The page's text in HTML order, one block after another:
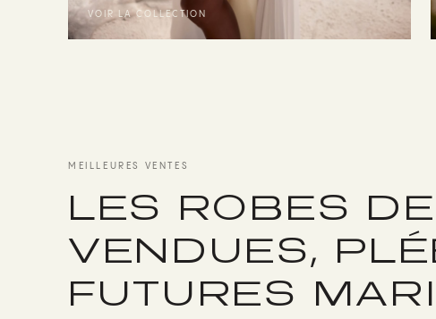
VOIR LA COLLECTION
MEILLEURES VENTES
LES ROBES
VENDUES,
FUTURES